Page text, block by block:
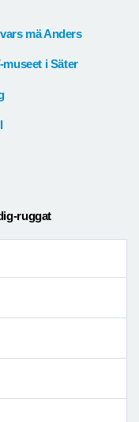
mä Anders
i Säter
ruggat